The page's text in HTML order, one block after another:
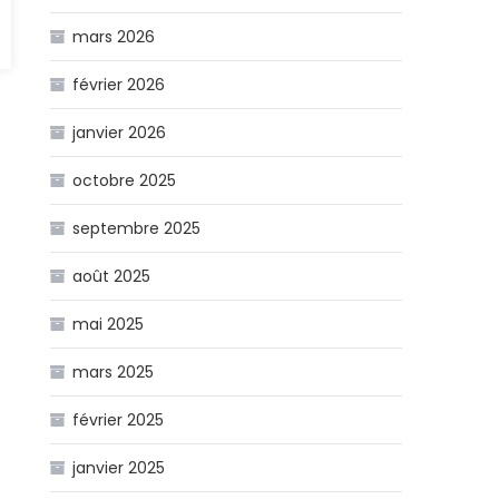
mars 2026
février 2026
janvier 2026
octobre 2025
septembre 2025
août 2025
mai 2025
mars 2025
février 2025
janvier 2025